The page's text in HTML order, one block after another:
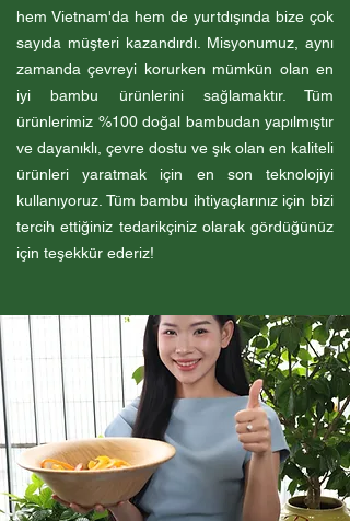
hem Vietnam'da hem de yurtdışında bize çok
sayıda müşteri kazandırdı. Misyonumuz, aynı
zamanda çevreyi korurken mümkün olan en
iyi bambu ürünlerini sağlamaktır. Tüm
ürünlerimiz %100 doğal bambudan yapılmıştır
ve dayanıklı, çevre dostu ve şık olan en kaliteli
ürünleri yaratmak için en son teknolojiyi
kullanıyoruz. Tüm bambu ihtiyaçlarınız için bizi
tercih ettiğiniz tedarikçiniz olarak gördüğünüz
için teşekkür ederiz!